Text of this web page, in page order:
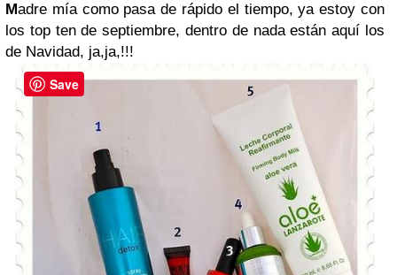
Madre mía como pasa de rápido el tiempo, ya estoy con
los top ten de septiembre, dentro de nada están aquí los
de Navidad, ja,ja,!!!
Save